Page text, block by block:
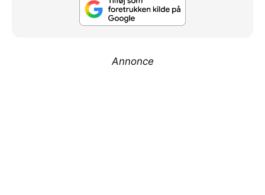
Annonce